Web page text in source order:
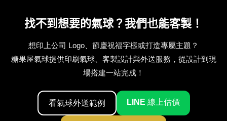
找不到想要的氣球？我們也能客製！
想印上公司 Logo、節慶祝福字樣或打造專屬主題？
糖果屋氣球提供印刷氣球、客製設計與外送服務，從設計到現
場搭建一站完成！
看氣球外送範例 LINE 線上估價